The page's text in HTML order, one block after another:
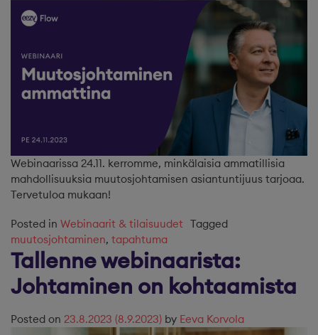
Webinaarissa 24.11. kerromme, minkälaisia ammatillisia
mahdollisuuksia muutosjohtamisen asiantuntijuus tarjoaa.
Tervetuloa mukaan!
Posted in Webinaarit & tilaisuudet Tagged
muutosjohtaminen, tapahtuma
Tallenne webinaarista:
Johtaminen on kohtaamista
Posted on 23.8.2023 (8.9.2023) by Eeva Korvola